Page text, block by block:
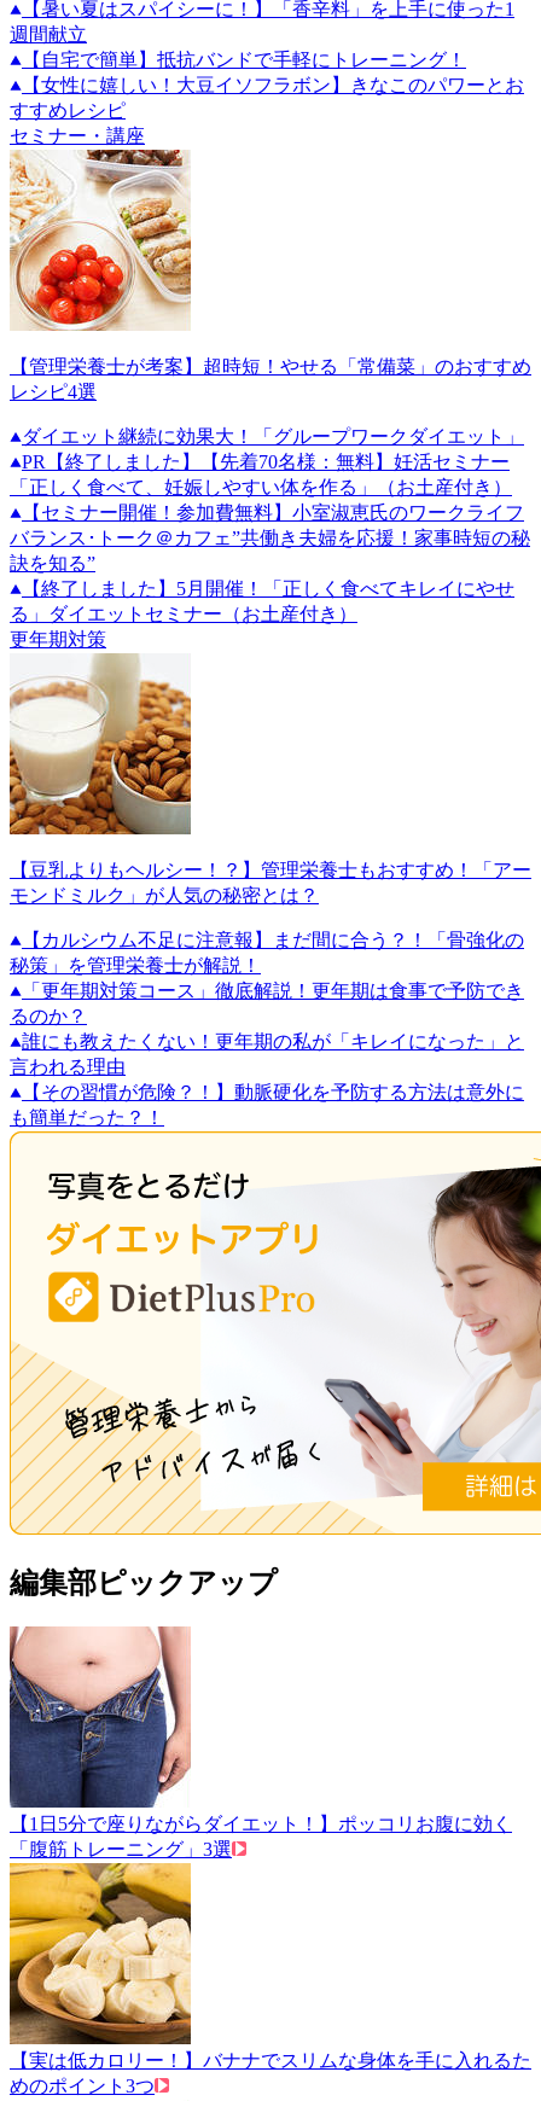
【暑い夏はスパイシーに！】「香辛料」を上手に使った1
週間献立
【自宅で簡単】抵抗バンドで手軽にトレーニング！
【女性に嬉しい！大豆イソフラボン】きなこのパワーとお
すすめレシピ
セミナー・講座
【管理栄養士が考案】超時短！やせる「常備菜」のおすすめ
レシピ4選
ダイエット継続に効果大！「グループワークダイエット」
PR
【終了しました】【先着70名様：無料】妊活セミナー
「正しく食べて、妊娠しやすい体を作る」（お土産付き）
【セミナー開催！参加費無料】小室淑恵氏のワークライフ
バランス･トーク＠カフェ”共働き夫婦を応援！家事時短の秘
訣を知る”
【終了しました】5月開催！「正しく食べてキレイにやせ
る」ダイエットセミナー（お土産付き）
更年期対策
【豆乳よりもヘルシー！？】管理栄養士もおすすめ！「アー
モンドミルク」が人気の秘密とは？
【カルシウム不足に注意報】まだ間に合う？！「骨強化の
秘策」を管理栄養士が解説！
「更年期対策コース」徹底解説！更年期は食事で予防でき
るのか？
誰にも教えたくない！更年期の私が「キレイになった」と
言われる理由
【その習慣が危険？！】動脈硬化を予防する方法は意外に
も簡単だった？！
編集部ピックアップ
【1日5分で座りながらダイエット！】ポッコリお腹に効く
「腹筋トレーニング」3選
【実は低カロリー！】バナナでスリムな身体を手に入れるた
めのポイント3つ